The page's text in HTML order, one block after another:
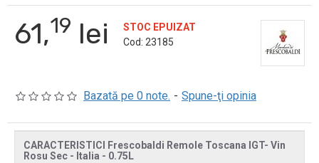
Bazată pe 0 note. - Spune-ţi opinia
61,19 lei
STOC EPUIZAT
Cod: 23185
CARACTERISTICI Frescobaldi Remole Toscana IGT- Vin
Rosu Sec - Italia - 0.75L